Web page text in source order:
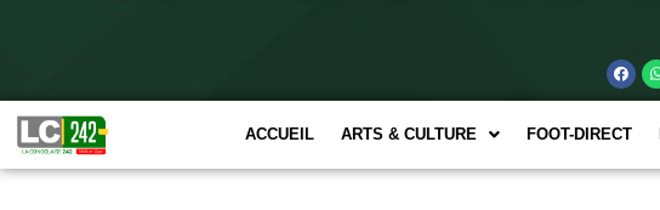
ACCUEIL ARTS & CULTURE FOOT-DIRECT